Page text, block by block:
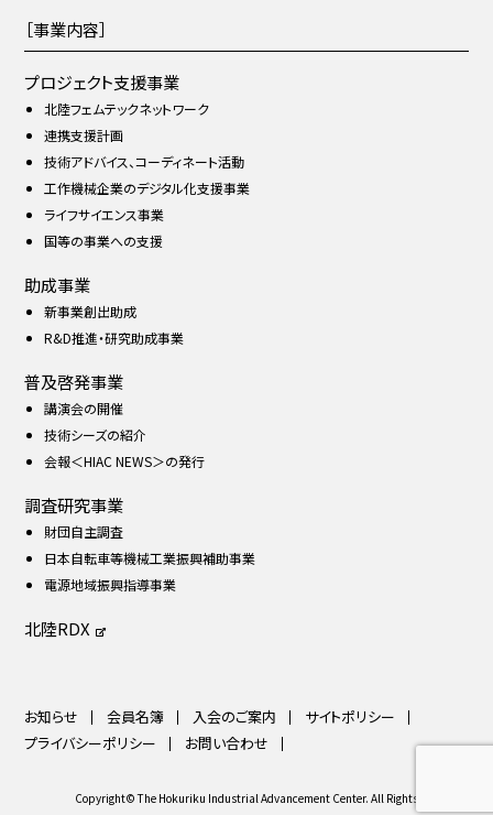
［事業内容］
プロジェクト支援事業
北陸フェムテックネットワーク
連携支援計画
技術アドバイス、コーディネート活動
工作機械企業のデジタル化支援事業
ライフサイエンス事業
国等の事業への支援
助成事業
新事業創出助成
R&D推進・研究助成事業
普及啓発事業
講演会の開催
技術シーズの紹介
会報＜HIAC NEWS＞の発行
調査研究事業
財団自主調査
日本自転車等機械工業振興補助事業
電源地域振興指導事業
北陸RDX
お知らせ 会員名簿 入会のご案内
サイトポリシー
プライバシーポリシー
お問い合わせ
Copyright© The Hokuriku Industrial Advancement Center. All Rights Reserved.